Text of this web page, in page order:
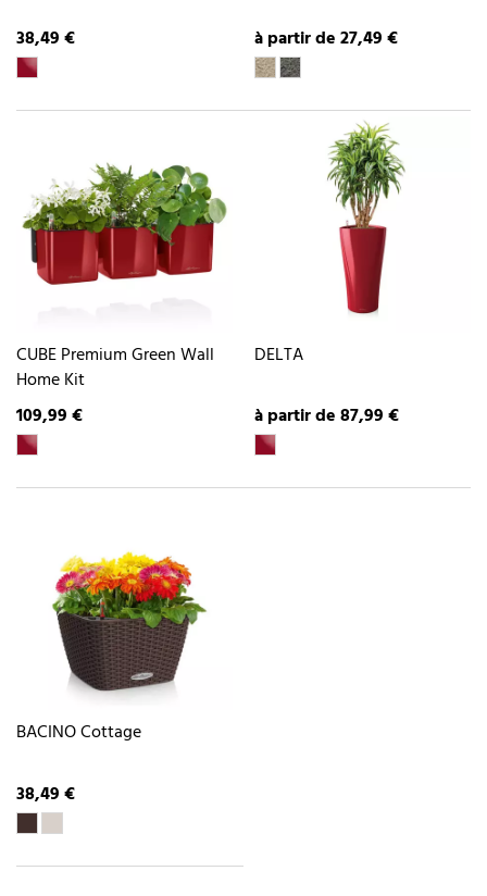
38,49 € à partir de 27,49 €
CUBE Premium Green Wall
Home Kit
109,99 €
DELTA
à partir de 87,99 €
BACINO Cottage
38,49 €